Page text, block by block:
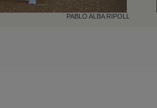
PABLO ALBA RIPOLL